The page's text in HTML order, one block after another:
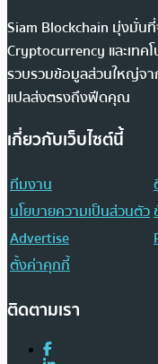
Siam Blockchain มุ่งมั่น
Cryptocurrency และเทค
รวบรวมข้อมูลส่วนใหญ่จา
แปลส่งตรงถึงฟีดคุณ
เกี่ยวกับเว็บไซต์นี้
ทีมงาน
นโยบายความเป็นส่วนตัว
Advertise
ตั้งค่าคุกกี้
ติดตามเรา